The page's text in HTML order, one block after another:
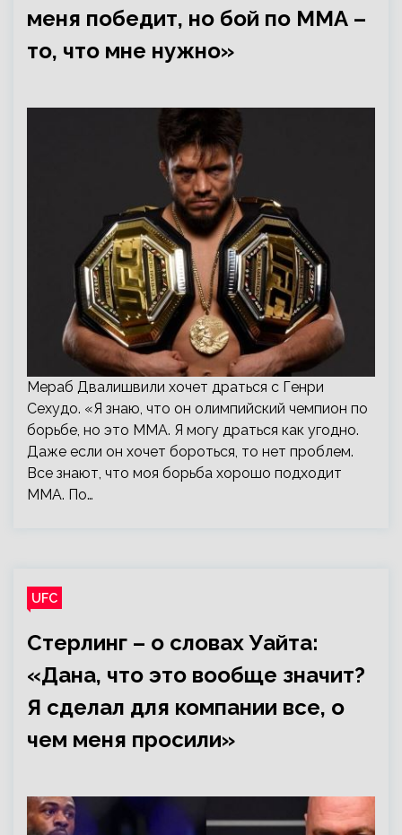
меня победит, но бой по ММА –
то, что мне нужно»
Мераб Двалишвили хочет драться с Генри
Сехудо. «Я знаю, что он олимпийский чемпион по
борьбе, но это ММА. Я могу драться как угодно.
Даже если он хочет бороться, то нет проблем.
Все знают, что моя борьба хорошо подходит
ММА. По…
UFC
Стерлинг – о словах Уайта:
«Дана, что это вообще значит?
Я сделал для компании все, о
чем меня просили»